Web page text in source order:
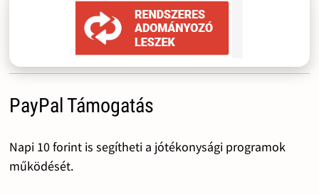
PayPal Támogatás
Napi 10 forint is segítheti a jótékonysági programok
működését.